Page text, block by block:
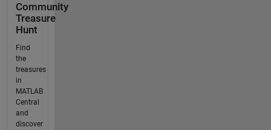
Community
Treasure
Hunt
Find
the
treasures
in
MATLAB
Central
and
discover